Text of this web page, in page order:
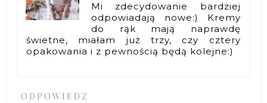
Mi zdecydowanie bardziej
odpowiadają nowe:) Kremy
do rąk mają naprawdę
świetne, miałam już trzy, czy cztery
opakowania i z pewnością będą kolejne:)
ODPOWIEDZ